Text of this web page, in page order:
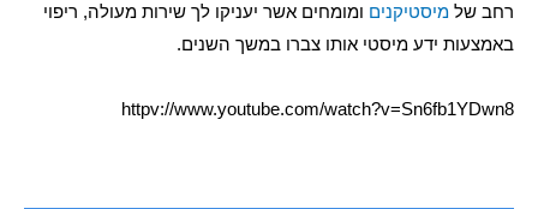
רחב של מיסטיקנים ומומחים אשר יעניקו לך שירות מעולה, ריפוי
באמצעות ידע מיסטי אותו צברו במשך השנים.
httpv://www.youtube.com/watch?v=Sn6fb1YDwn8